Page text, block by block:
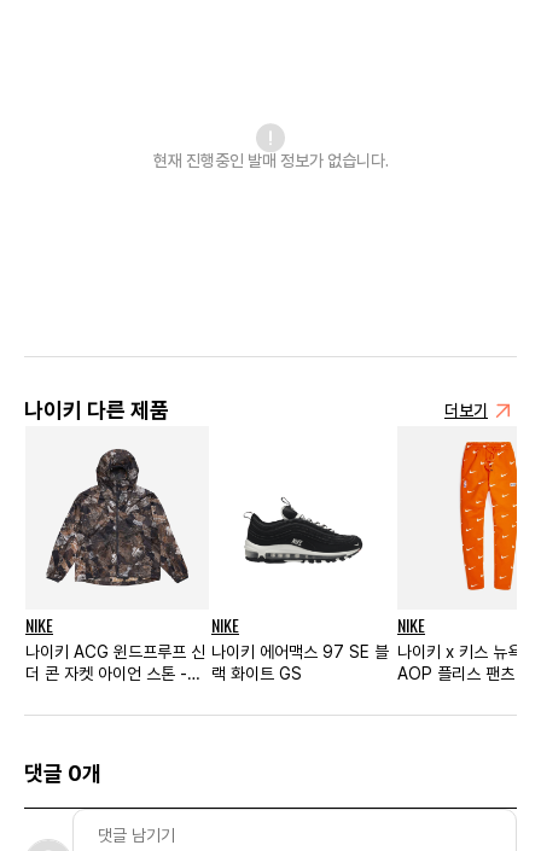
현재 진행중인 발매 정보가 없습니다.
나이키 다른 제품 더보기
NIKE
나이키 ACG 윈드프루프 신
더 콘 자켓 아이언 스톤 -
NIKE
나이키 에어맥스 97 SE 블
랙 화이트 GS
NIKE
나이키 x 키스 뉴욕
AOP 플리스 팬츠 오
댓글 0개